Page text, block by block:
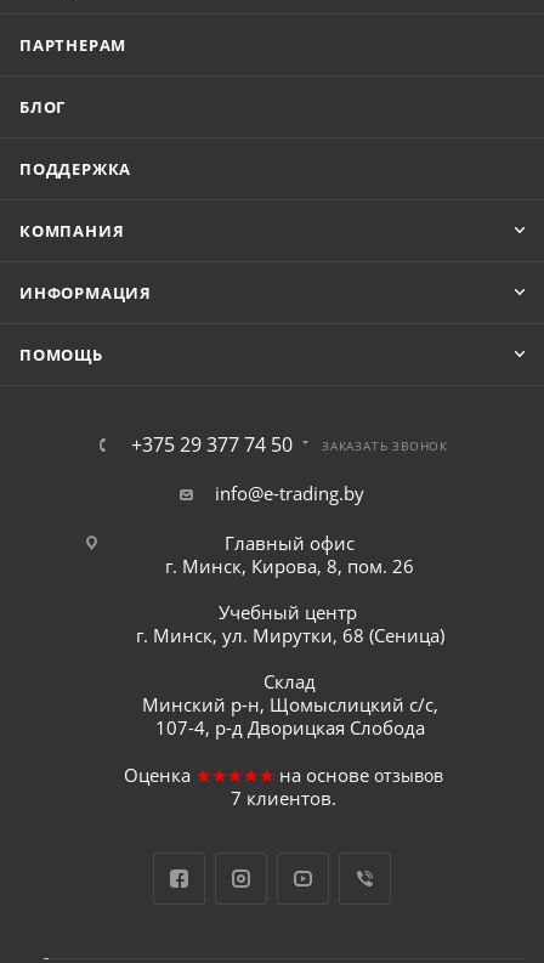
ПАРТНЕРАМ
БЛОГ
ПОДДЕРЖКА
КОМПАНИЯ
ИНФОРМАЦИЯ
ПОМОЩЬ
+375 29 377 74 50 ЗАКАЗАТЬ ЗВОНОК
info@e-trading.by
Главный офис
г. Минск, Кирова, 8, пом. 26
Учебный центр
г. Минск, ул. Мирутки, 68 (Сеница)
Склад
Минский р-н, Щомыслицкий с/с,
107-4, р-д Дворицкая Слобода
Оценка ★★★★★ на основе отзывов
7 клиентов.